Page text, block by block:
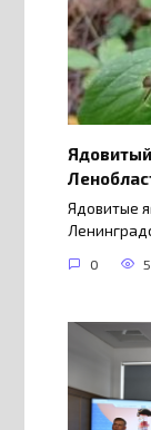
Ядовитый
Ядовитые
0 5